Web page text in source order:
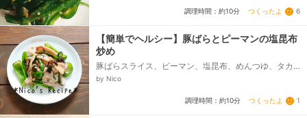
調理時間：約10分 つくったよ 6
【簡単でヘルシー】豚ばらとピーマンの塩昆布
炒め
豚ばらスライス、ピーマン、塩昆布、めんつゆ、タカ
ラ本みりん
by Nico
調理時間：約10分 つくったよ 1